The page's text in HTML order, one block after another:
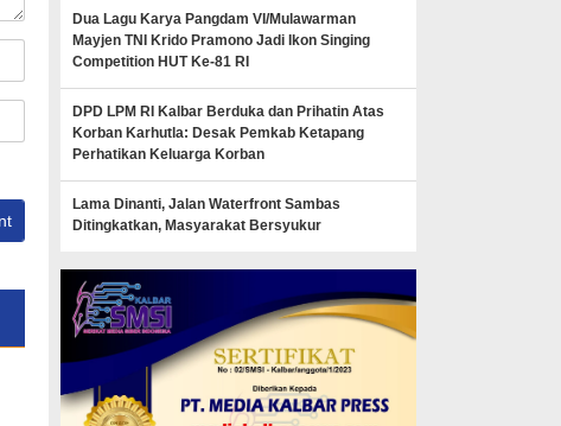
Dua Lagu Karya Pangdam VI/Mulawarman
Mayjen TNI Krido Pramono Jadi Ikon Singing
Competition HUT Ke-81 RI
DPD LPM RI Kalbar Berduka dan Prihatin Atas
Korban Karhutla: Desak Pemkab Ketapang
Perhatikan Keluarga Korban
Lama Dinanti, Jalan Waterfront Sambas
Ditingkatkan, Masyarakat Bersyukur